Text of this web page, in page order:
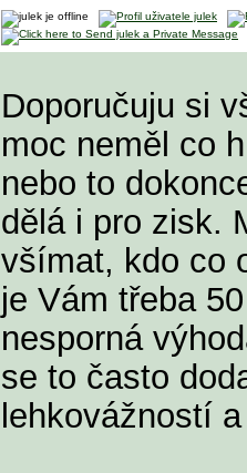
Doporučuju si
moc neměl co
nebo to
dělá i pro zisk.
všímat, kdo co
je Vám třeba
nesporná
se to často
lehkovážností